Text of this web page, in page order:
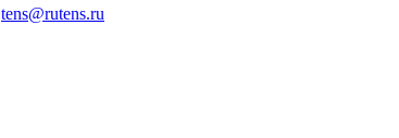
tens@rutens.ru